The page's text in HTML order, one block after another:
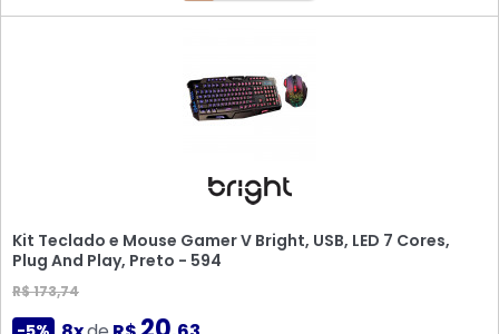
Kit Teclado e Mouse Gamer V Bright, USB, LED 7 Cores,
Plug And Play, Preto - 594
R$ 173,74